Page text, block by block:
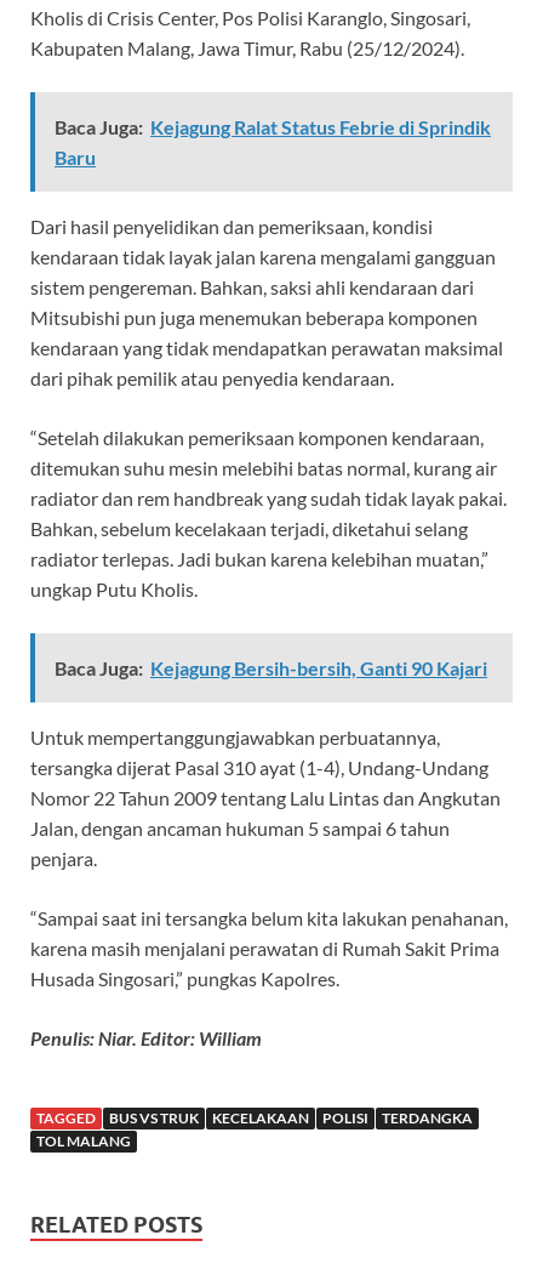
Kholis di Crisis Center, Pos Polisi Karanglo, Singosari,
Kabupaten Malang, Jawa Timur, Rabu (25/12/2024).
Baca Juga: Kejagung Ralat Status Febrie di Sprindik
Baru
Dari hasil penyelidikan dan pemeriksaan, kondisi
kendaraan tidak layak jalan karena mengalami gangguan
sistem pengereman. Bahkan, saksi ahli kendaraan dari
Mitsubishi pun juga menemukan beberapa komponen
kendaraan yang tidak mendapatkan perawatan maksimal
dari pihak pemilik atau penyedia kendaraan.
“Setelah dilakukan pemeriksaan komponen kendaraan,
ditemukan suhu mesin melebihi batas normal, kurang air
radiator dan rem handbreak yang sudah tidak layak pakai.
Bahkan, sebelum kecelakaan terjadi, diketahui selang
radiator terlepas. Jadi bukan karena kelebihan muatan,”
ungkap Putu Kholis.
Baca Juga: Kejagung Bersih-bersih, Ganti 90 Kajari
Untuk mempertanggungjawabkan perbuatannya,
tersangka dijerat Pasal 310 ayat (1-4), Undang-Undang
Nomor 22 Tahun 2009 tentang Lalu Lintas dan Angkutan
Jalan, dengan ancaman hukuman 5 sampai 6 tahun
penjara.
“Sampai saat ini tersangka belum kita lakukan penahanan,
karena masih menjalani perawatan di Rumah Sakit Prima
Husada Singosari,” pungkas Kapolres.
Penulis: Niar. Editor: William
TAGGED BUS VS TRUK KECELAKAAN POLISI
TERDANGKA
TOL MALANG
RELATED POSTS